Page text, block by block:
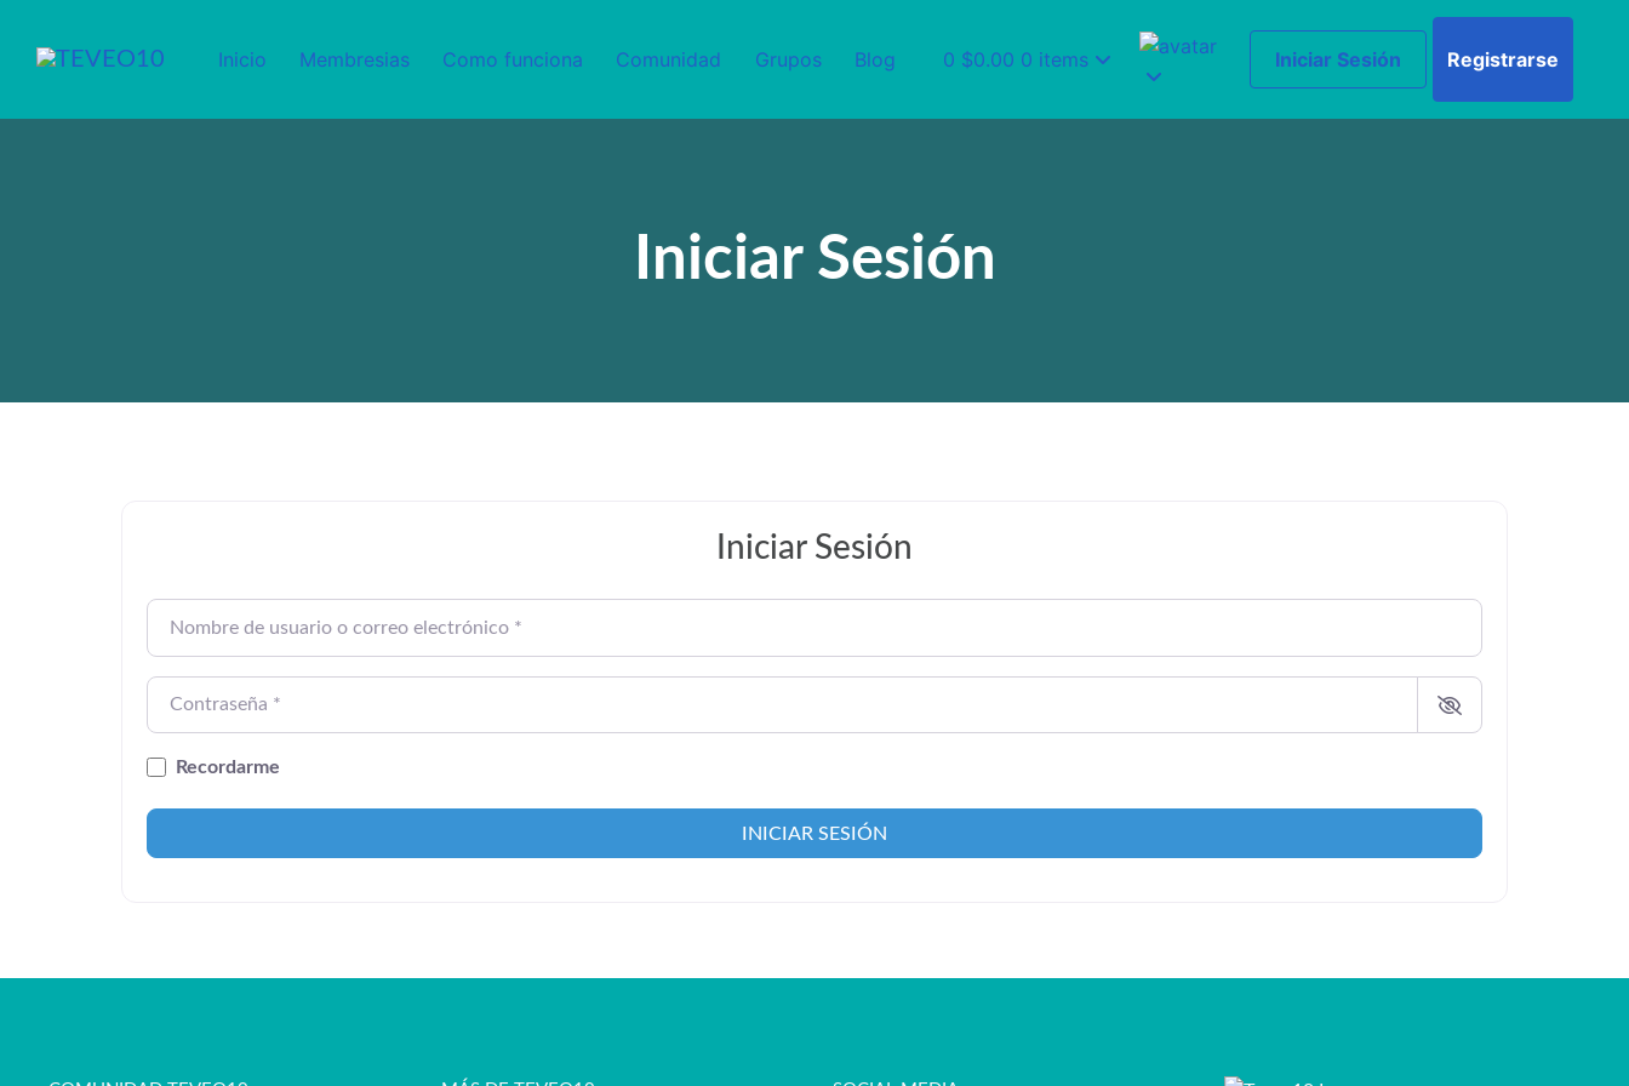
Inicio Membresias Como funciona Comunidad Grupos Blog 0 $0.00 0 items Iniciar Sesión Registrarse
Iniciar Sesión
Iniciar Sesión
Recordarme
INICIAR SESIÓN